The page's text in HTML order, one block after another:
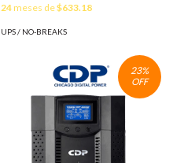
/ Entrada para banco de
baterías / Respaldo 5min a
24meses de$633.18
UPS / NO-BREAKS
23%
OFF